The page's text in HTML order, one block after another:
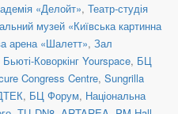
«Делойт», Театр-студія
музей «Київська картинна
арена «Шалетт», Зал
Бьюті-Коворкінг Yourspace, БЦ
Congress Centre, Sungrilla
, БЦ Форум, Національна